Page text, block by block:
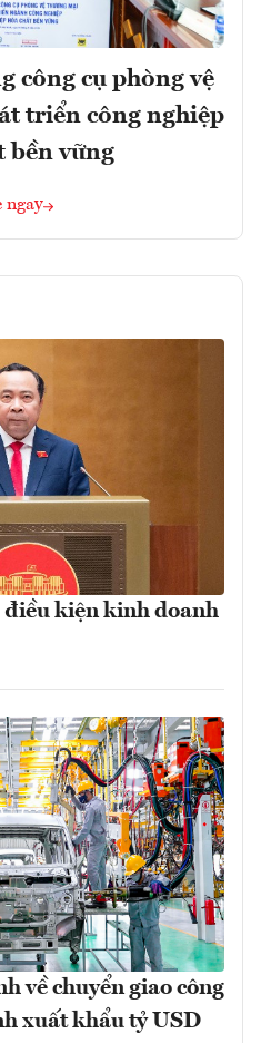
công cụ phòng vệ
triển công nghiệp
bền vững
ngay
kiện kinh doanh
về chuyển giao công
xuất khẩu tỷ USD